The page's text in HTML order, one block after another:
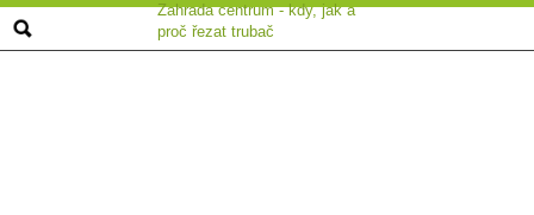
Zahrada centrum - kdy, jak a
proč řezat trubač